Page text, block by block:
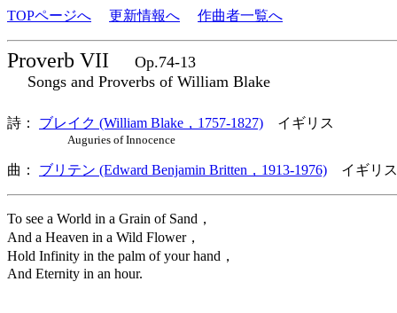
TOPページへ 更新情報へ 作曲者一覧へ
Proverb VII
Op.74-13
Songs and Proverbs of William Blake
詩： ブレイク (William Blake，1757-1827) イギリス
Auguries of Innocence
曲： ブリテン (Edward Benjamin Britten，1913-1976) イギリ
To see a World in a Grain of Sand，
And a Heaven in a Wild Flower，
Hold Infinity in the palm of your hand，
And Eternity in an hour.